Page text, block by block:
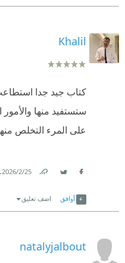
Khalil
كتاب جيد جدا
ستستفيد منها
على المرء التخلص
25‏/2‏/2026
.
أوافق اضف تعليق
natalyjalbout